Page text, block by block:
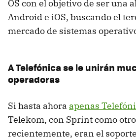
OS con el objetivo de ser una
Android e iOS, buscando el
mercado de sistemas
A Telefónica se le unirán
operadoras
Si hasta ahora apenas
Telekom, con Sprint como
recientemente, eran el